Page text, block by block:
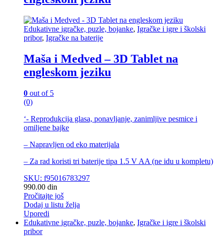
Edukativne igračke, puzle, bojanke, Igračke i igre i školski
pribor, Igračke na baterije
Maša i Medved – 3D Tablet na
engleskom jeziku
0 out of 5
(0)
‘- Reprodukcija glasa, ponavljanje, zanimljive pesmice i
omiljene bajke
– Napravljen od eko materijala
– Za rad koristi tri baterije tipa 1.5 V AA (ne idu u kompletu)
SKU: f95016783297
990.00 din
Pročitajte još
Dodaj u listu želja
Uporedi
Edukativne igračke, puzle, bojanke, Igračke i igre i školski
pribor